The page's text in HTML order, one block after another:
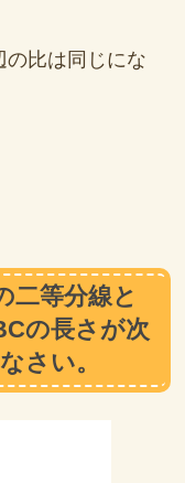
比は同じにな
二等分線と
の長さが次
さい。